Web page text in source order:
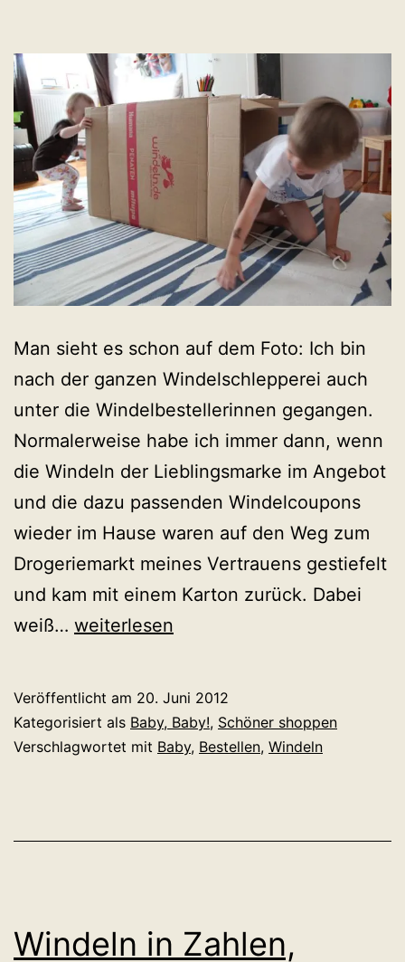
Man sieht es schon auf dem Foto: Ich bin
nach der ganzen Windelschlepperei auch
unter die Windelbestellerinnen gegangen.
Normalerweise habe ich immer dann, wenn
die Windeln der Lieblingsmarke im Angebot
und die dazu passenden Windelcoupons
wieder im Hause waren auf den Weg zum
Drogeriemarkt meines Vertrauens gestiefelt
und kam mit einem Karton zurück. Dabei
weiß… Für
weiterlesen
Veröffentlicht am 20. Juni 2012
Kategorisiert als Baby, Baby!, Schöner shoppen
Verschlagwortet mit Baby, Bestellen, Windeln
Windeln in Zahlen,